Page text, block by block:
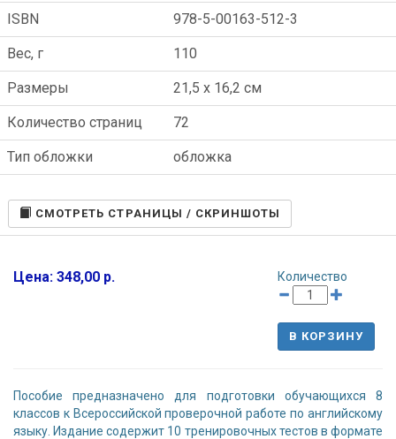
ISBN 978-5-00163-512-3
Вес, г 110
Размеры 21,5 x 16,2 см
Количество страниц 72
Тип обложки обложка
CМОТРЕТЬ СТРАНИЦЫ / СКРИНШОТЫ
Цена: 348,00 р. Количество
В КОРЗИНУ
Пособие предназначено для подготовки обучающихся 8
классов к Всероссийской проверочной работе по английскому
языку. Издание содержит 10 тренировочных тестов в формате